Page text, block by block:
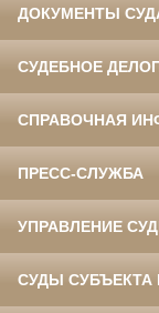
ДОКУМЕНТЫ
СУДЕБНОЕ
СПРАВОЧНАЯ
ПРЕСС-СЛУЖБА
УПРАВЛЕНИЕ
СУДЫ СУБЪЕКТА